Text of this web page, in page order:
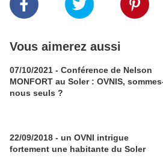
Vous aimerez aussi
07/10/2021 - Conférence de Nelson
MONFORT au Soler : OVNIS,
nous seuls ?
22/09/2018 - un OVNI intrigue
fortement une habitante du Soler